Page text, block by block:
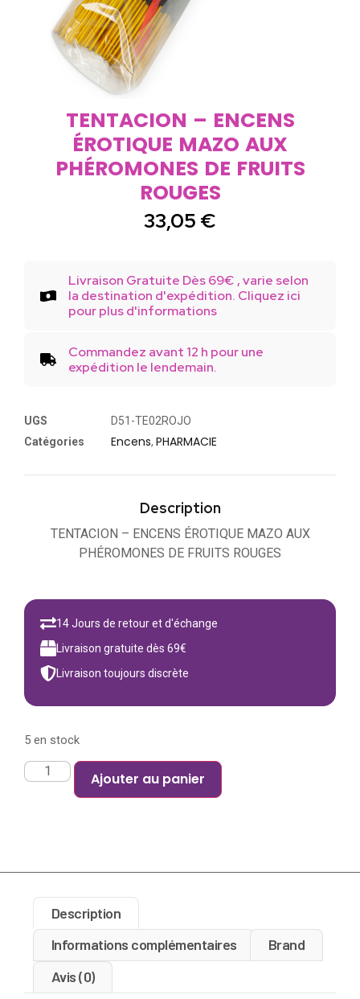
TENTACION – ENCENS
ÉROTIQUE MAZO AUX
PHÉROMONES DE FRUITS
ROUGES
33,05 €
Livraison Gratuite Dès 69€ , varie selon
la destination d'expédition. Cliquez ici
pour plus d'informations
Commandez avant 12 h pour une
expédition le lendemain.
UGS
D51-TE02ROJO
Catégories
Encens, PHARMACIE
Description
TENTACION – ENCENS ÉROTIQUE MAZO AUX
PHÉROMONES DE FRUITS ROUGES
14 Jours de retour et d'échange
Livraison gratuite dès 69€
Livraison toujours discrète
5 en stock
Ajouter au panier
Description
Informations complémentaires
Brand
Avis (0)